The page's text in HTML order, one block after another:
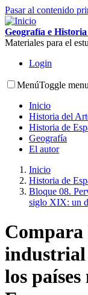
Pasar al contenido
Geografía e
Materiales para el
Login
MenúToggle
Inicio
Historia del
Historia de
Geografía
El autor
Inicio
Historia de
Bloque 08.
siglo XIX: un
industrial
los países